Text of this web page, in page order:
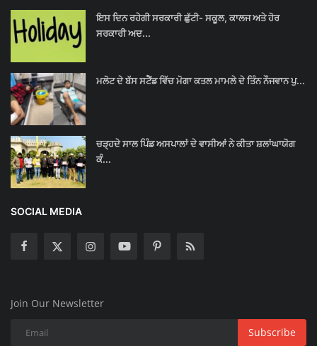
ਇਸ ਦਿਨ ਰਹੇਗੀ ਸਰਕਾਰੀ ਛੁੱਟੀ- ਸਕੂਲ, ਕਾਲਜ ਅਤੇ ਹੋਰ
ਸਰਕਾਰੀ ਅਦ...
ਮਲੋਟ ਦੇ ਬੱਸ ਸਟੈਂਡ ਵਿੱਚ ਮੋਗਾ ਕਤਲ ਮਾਮਲੇ ਦੇ ਤਿੰਨ ਨੌਜਵਾਨ ਪੁ...
ਚੜ੍ਹਦੇ ਸਾਲ ਪਿੰਡ ਅਸਪਾਲਾਂ ਦੇ ਵਾਸੀਆਂ ਨੇ ਕੀਤਾ ਸ਼ਲਾਂਘਾਯੋਗ
ਕੰ...
SOCIAL MEDIA
Join Our Newsletter
Subscribe